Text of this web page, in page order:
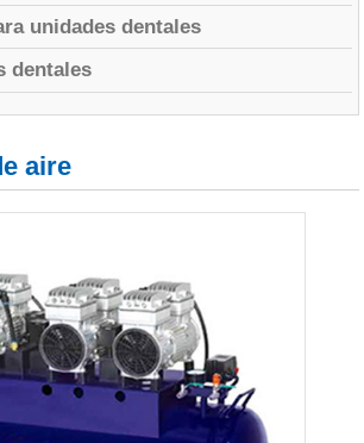
unidades dentales
dentales
aire